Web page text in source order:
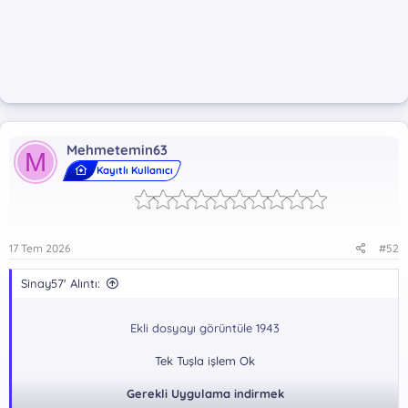
M Mehmetemin63
Kayıtlı Kullanıcı
17 Tem 2026 #52
Sinay57' Alıntı:
Ekli dosyayı görüntüle 1943
Tek Tuşla işlem Ok
Gerekli Uygulama indirmek